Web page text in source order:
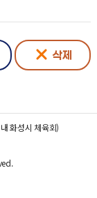
삭제
화성시 체육회)